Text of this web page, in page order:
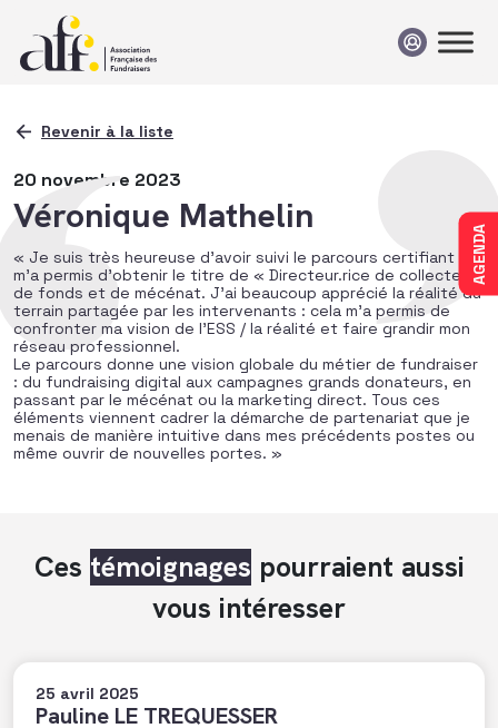
AGENDA
Revenir à la liste
20 novembre 2023
Véronique Mathelin
« Je suis très heureuse d’avoir suivi le parcours certifiant qui
m’a permis d’obtenir le titre de « Directeur.rice de collecte
de fonds et de mécénat. J’ai beaucoup apprécié la réalité du
terrain partagée par les intervenants : cela m’a permis de
confronter ma vision de l’ESS / la réalité et faire grandir mon
réseau professionnel.
Le parcours donne une vision globale du métier de fundraiser
: du fundraising digital aux campagnes grands donateurs, en
passant par le mécénat ou la marketing direct. Tous ces
éléments viennent cadrer la démarche de partenariat que je
menais de manière intuitive dans mes précédents postes ou
même ouvrir de nouvelles portes. »
Ces témoignages pourraient aussi
vous intéresser
25 avril 2025
Pauline LE TREQUESSER